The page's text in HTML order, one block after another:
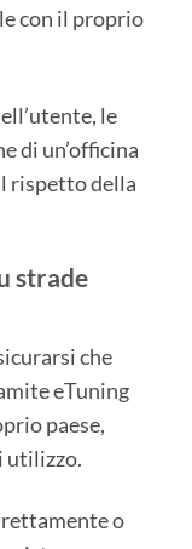
con il proprio
le
di un’officina
rispetto della
strade
che
eTuning
paese,
utilizzo.
o